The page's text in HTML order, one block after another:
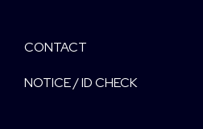
CONTACT
NOTICE / ID CHECK